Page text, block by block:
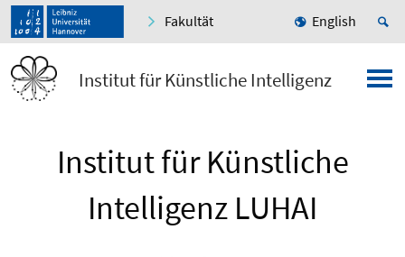
Fakultät English
Institut für Künstliche Intelligenz
Institut für Künstliche
Intelligenz LUHAI